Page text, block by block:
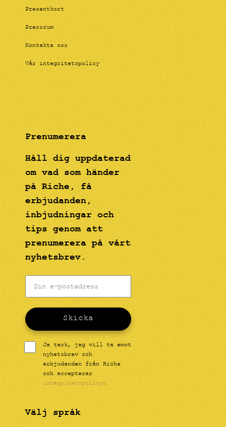
Presentkort
Pressrum
Kontakta oss
Vår integritetspolicy
Prenumerera
Håll dig uppdaterad
om vad som händer
på Riche, få
erbjudanden,
inbjudningar och
tips genom att
prenumerera på vårt
nyhetsbrev.
Skicka
Ja tack, jag vill ta emot
nyhetsbrev och
erbjudanden från Riche
och accepterar
integritetspolicyn
Välj språk